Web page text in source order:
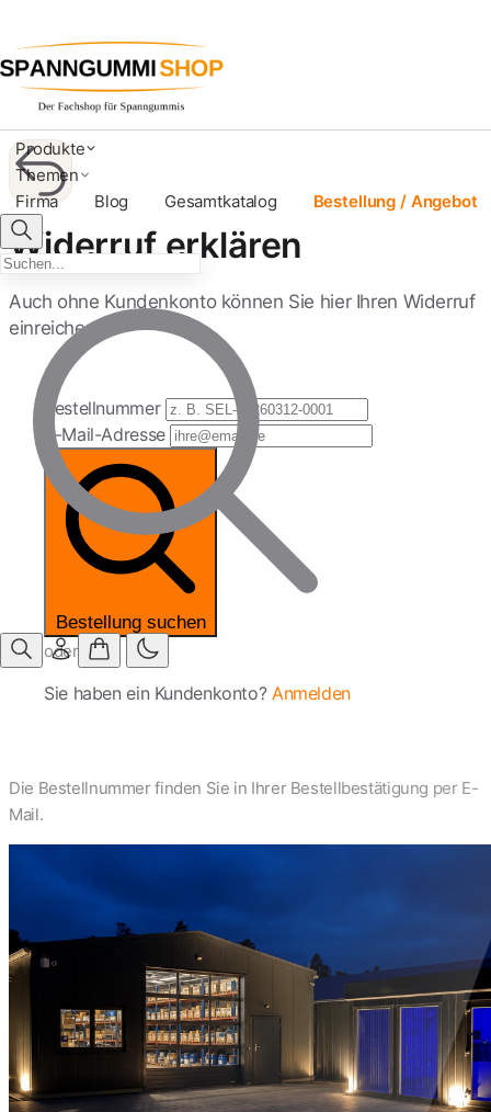
Produkte
Themen
Firma
Blog Gesamtkatalog Bestellung / Angebot
Widerruf erklären
Auch ohne Kundenkonto können Sie hier Ihren Widerruf
einreichen.
Bestellnummer
E-Mail-Adresse
Bestellung suchen
oder
Sie haben ein Kundenkonto? Anmelden
Die Bestellnummer finden Sie in Ihrer Bestellbestätigung per E-
Mail.